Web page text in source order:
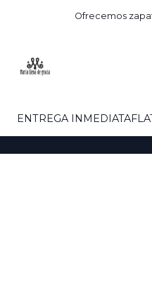
ENTREGA INMEDIATA
Ofrecemos